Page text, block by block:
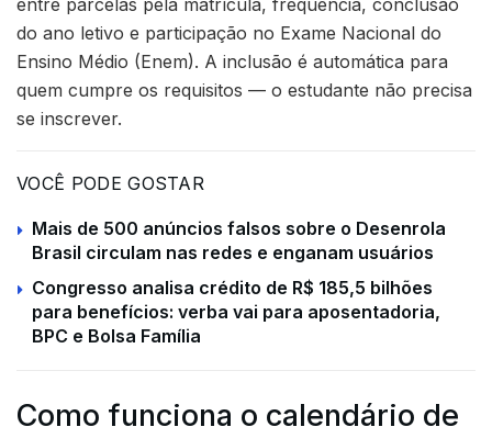
entre parcelas pela matrícula, frequência, conclusão
do ano letivo e participação no Exame Nacional do
Ensino Médio (Enem). A inclusão é automática para
quem cumpre os requisitos — o estudante não precisa
se inscrever.
VOCÊ PODE GOSTAR
Mais de 500 anúncios falsos sobre o Desenrola
Brasil circulam nas redes e enganam usuários
Congresso analisa crédito de R$ 185,5 bilhões
para benefícios: verba vai para aposentadoria,
BPC e Bolsa Família
Como funciona o calendário de